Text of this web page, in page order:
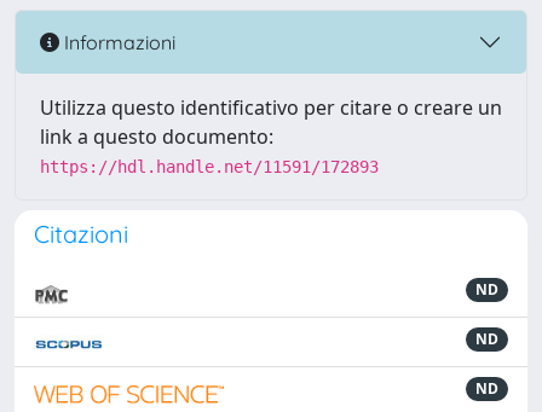
Informazioni
Utilizza questo identificativo per citare o creare un
link a questo documento:
https://hdl.handle.net/11591/172893
Citazioni
ND
ND
ND